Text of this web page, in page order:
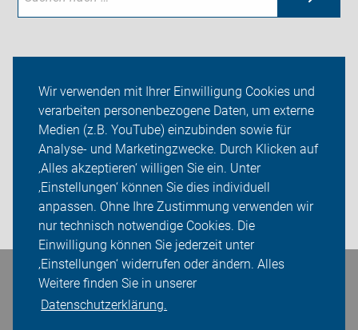
Wir verwenden mit Ihrer Einwilligung Cookies und
verarbeiten personenbezogene Daten, um externe
Medien (z.B. YouTube) einzubinden sowie für
Analyse- und Marketingzwecke. Durch Klicken auf
‚Alles akzeptieren‘ willigen Sie ein. Unter
‚Einstellungen‘ können Sie dies individuell
anpassen. Ohne Ihre Zustimmung verwenden wir
nur technisch notwendige Cookies. Die
Einwilligung können Sie jederzeit unter
‚Einstellungen‘ widerrufen oder ändern. Alles
Weitere finden Sie in unserer
Datenschutzerklärung.
Themen
Kreisverband und Ortsgruppen
Sei dabei
Login
Bleiben Sie in Kontakt